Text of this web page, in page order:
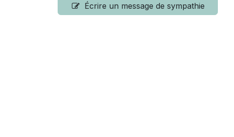
Écrire un message de sympathie